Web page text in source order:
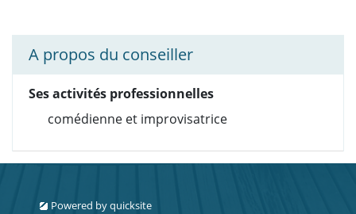
A propos du conseiller
Ses activités professionnelles
comédienne et improvisatrice
Powered byquicksite